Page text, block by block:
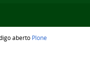
aberto Plone